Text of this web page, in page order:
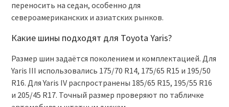
переносить на седан, особенно для
североамериканских и азиатских рынков.
Какие шины подходят для Toyota Yaris?
Размер шин задаётся поколением и комплектацией. Для
Yaris III использовались 175/70 R14, 175/65 R15 и 195/50
R16. Для Yaris IV распространены 185/65 R15, 195/55 R16
и 205/45 R17. Точный размер проверяют по табличке